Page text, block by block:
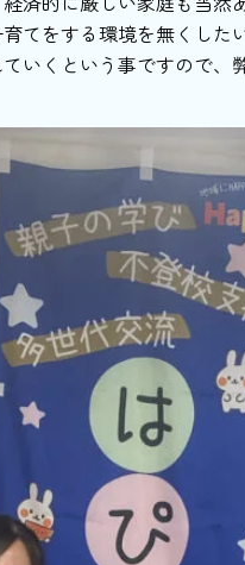
てをする環境を無くし
いくという事ですので、